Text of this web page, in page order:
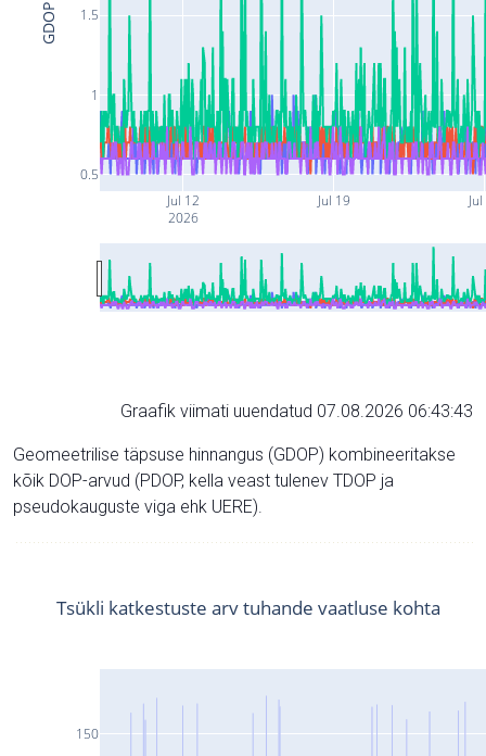
Jul 12
2026
Jul 19
0.5
1
1.5
GDOP
Graafik viimati uuendatud 07.08.2026 06:43:43
Geomeetrilise täpsuse hinnangus (GDOP) kombineeritakse
kõik DOP-arvud (PDOP, kella veast tulenev TDOP ja
pseudokauguste viga ehk UERE).
150
Tsükli katkestuste arv tuhande vaatluse kohta